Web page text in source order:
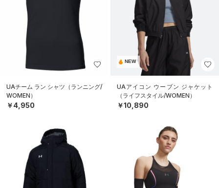
UAチーム ラン シャツ（ランニング/
WOMEN）
￥4,950
NEW
UAアイコン ウーブン ジャケット
（ライフスタイル/WOMEN）
￥10,890